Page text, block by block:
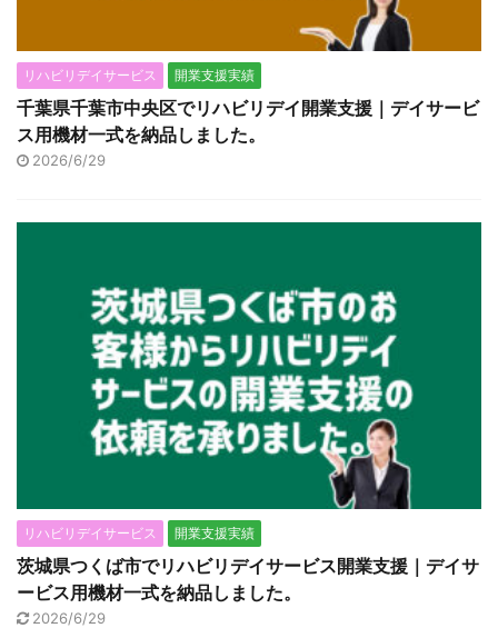
リハビリデイサービス 開業支援実績
千葉県千葉市中央区でリハビリデイ開業支援｜デイサービ
ス用機材一式を納品しました。
2026/6/29
リハビリデイサービス 開業支援実績
茨城県つくば市でリハビリデイサービス開業支援｜デイサ
ービス用機材一式を納品しました。
2026/6/29